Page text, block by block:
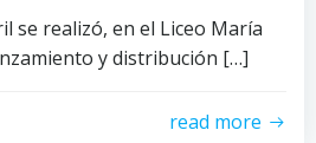
se realizó, en el Liceo María
y distribución […]
read more